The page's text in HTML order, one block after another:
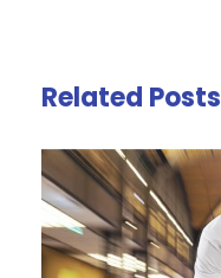
Related Posts